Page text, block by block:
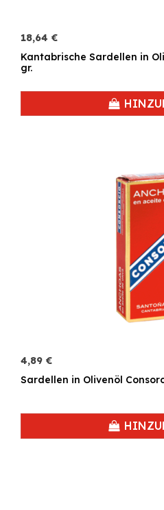
18,64 €
Kantabrische Sardellen in
gr.
4,89 €
Sardellen in Olivenöl